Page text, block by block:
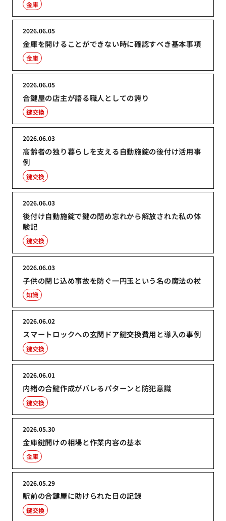
金庫
金庫を開けることができない時に確認すべき基本事項
2026.06.05
金庫
合鍵屋の店主が語る職人としての誇り
2026.06.05
鍵交換
高齢者の独り暮らしを支える自動施錠の後付け活用事
例
2026.06.03
鍵交換
後付け自動施錠で鍵の閉め忘れから解放された私の体
験記
2026.06.03
鍵交換
子供の閉じ込め事故を防ぐ一円玉という名の魔法の杖
2026.06.03
知識
スマートロックへの玄関ドア鍵交換費用と導入の事例
2026.06.02
鍵交換
内緒の合鍵作成がバレるパターンと防犯意識
2026.06.01
鍵交換
金庫鍵開けの相場と作業内容の基本
2026.05.30
金庫
駅前の合鍵屋に助けられた日の記録
2026.05.29
鍵交換